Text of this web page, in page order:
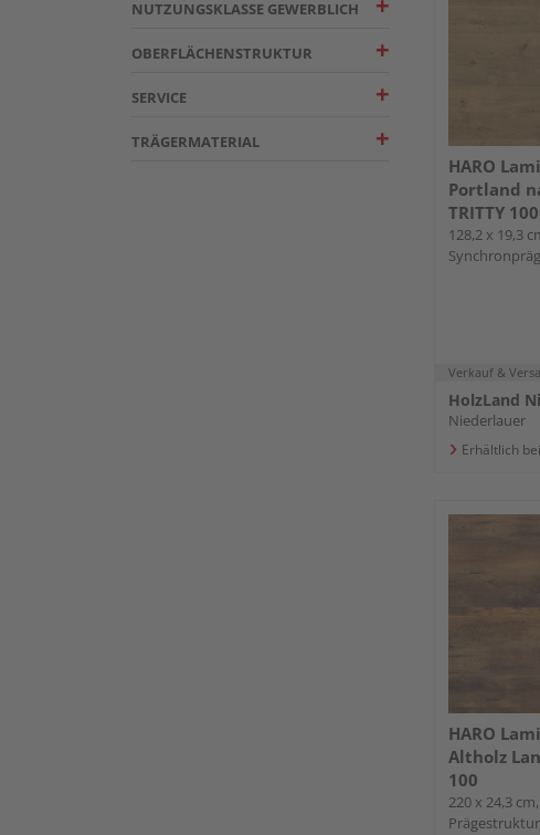
NUTZUNGSKLASSE GEWERBLICH
OBERFLÄCHENSTRUKTUR
SERVICE
TRÄGERMATERIAL
HARO
Portland
TRITTY 100
128,2 x 19,3
Verkauf &
HolzLand
Niederlauer
Erhältlich bei
HARO
Altholz
100
220 x 24,3